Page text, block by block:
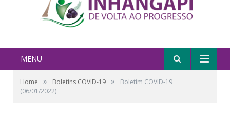
MENU
Home » Boletins COVID-19 »
Boletim COVID-19
(06/01/2022)